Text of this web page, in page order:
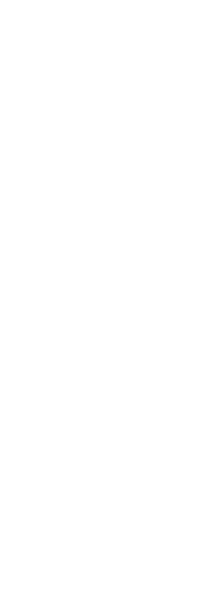
Miles de
cariño a las
embargo, este
Patrulla
cancelados
aeronaves y los
El desfile militar
uniforme de
princesa
Aire y del
tres años de su